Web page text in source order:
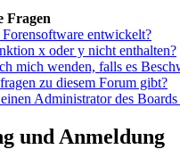
Fragen
Forensoftware entwickelt?
x oder y nicht enthalten?
mich wenden, falls es
zu diesem Forum gibt?
Administrator des
und Anmeldung